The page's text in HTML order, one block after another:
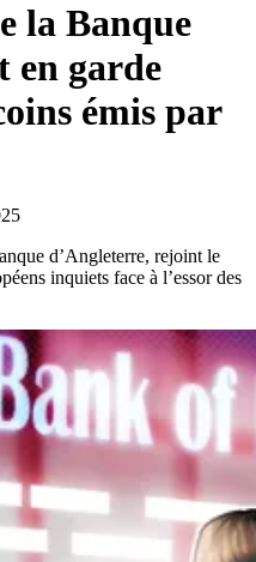
la Banque
en garde
émis par
d’Angleterre, rejoint le
inquiets face à l’essor des